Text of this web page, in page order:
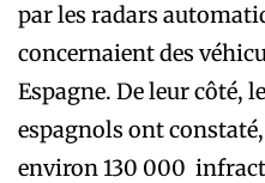
par les radars
concernaient des
Espagne. De leur côté,
espagnols ont
environ 130 000